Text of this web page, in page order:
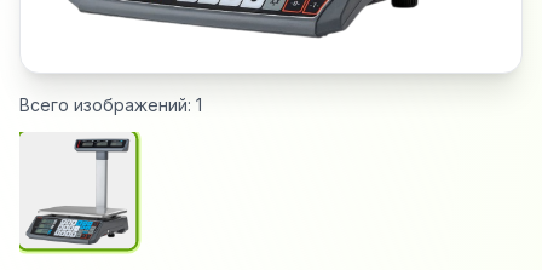
Всего изображений: 1